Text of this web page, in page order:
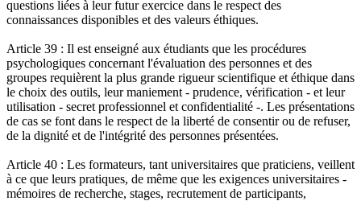
questions liées à leur futur exercice dans le respect des
connaissances disponibles et des valeurs éthiques.
Article 39 : Il est enseigné aux étudiants que les procédures
psychologiques concernant l'évaluation des personnes et des
groupes requièrent la plus grande rigueur scientifique et éthique dans
le choix des outils, leur maniement - prudence, vérification - et leur
utilisation - secret professionnel et confidentialité -. Les présentations
de cas se font dans le respect de la liberté de consentir ou de refuser,
de la dignité et de l'intégrité des personnes présentées.
Article 40 : Les formateurs, tant universitaires que praticiens, veillent
à ce que leurs pratiques, de même que les exigences universitaires -
mémoires de recherche, stages, recrutement de participants,